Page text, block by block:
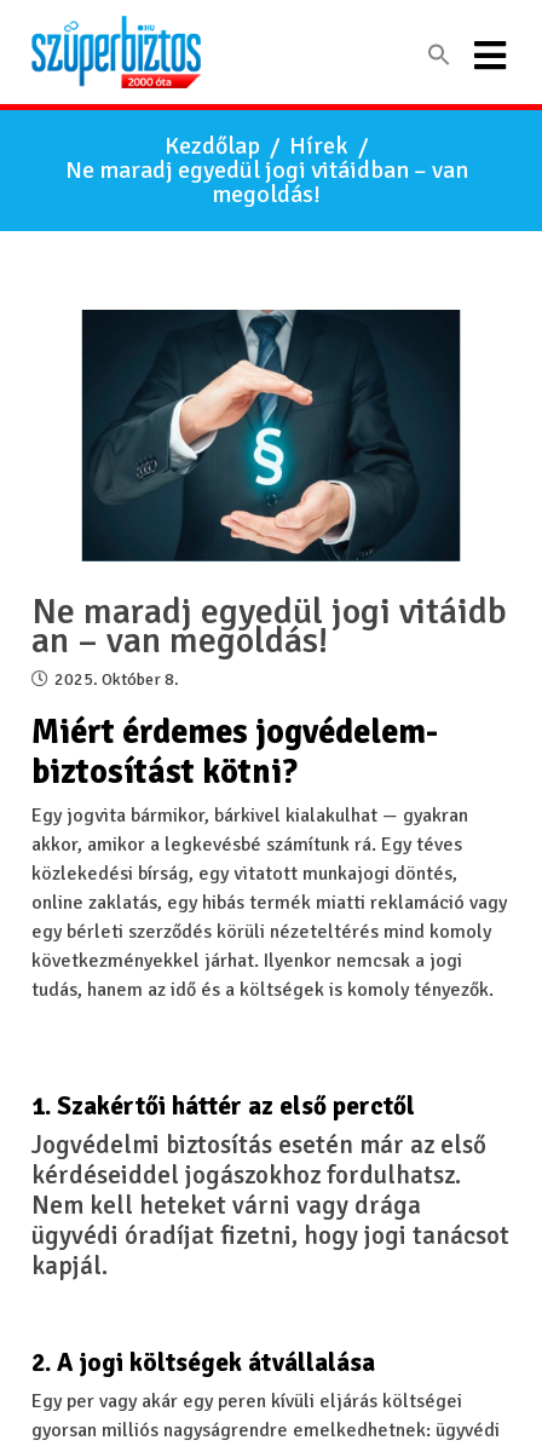
Kezdőlap / Hírek /
Ne maradj egyedül jogi vitáidban – van
megoldás!
Ne maradj egyedül jogi vitáidb
an – van megoldás!
2025. Október 8.
Miért érdemes jogvédelem-
biztosítást kötni?
Egy jogvita bármikor, bárkivel kialakulhat — gyakran
akkor, amikor a legkevésbé számítunk rá. Egy téves
közlekedési bírság, egy vitatott munkajogi döntés,
online zaklatás, egy hibás termék miatti reklamáció vagy
egy bérleti szerződés körüli nézeteltérés mind komoly
következményekkel járhat. Ilyenkor nemcsak a jogi
tudás, hanem az idő és a költségek is komoly tényezők.
1. Szakértői háttér az első perctől
Jogvédelmi biztosítás esetén már az első
kérdéseiddel jogászokhoz fordulhatsz.
Nem kell heteket várni vagy drága
ügyvédi óradíjat fizetni, hogy jogi tanácsot
kapjál.
2. A jogi költségek átvállalása
Egy per vagy akár egy peren kívüli eljárás költségei
gyorsan milliós nagyságrendre emelkedhetnek: ügyvédi